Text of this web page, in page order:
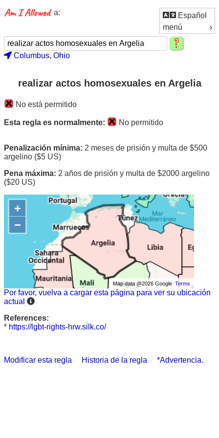
Español
menú
a:
Columbus, Ohio
realizar actos homosexuales en Argelia
No está permitido
Esta regla es normalmente: No permitido
Penalización mínima: 2 meses de prisión y multa de $500
argelino ($5 US)
Pena máxima: 2 años de prisión y multa de $2000 argelino
($20 US)
+
−
Map data @2026 GoogleTerms
Por favor, vuelva a cargar esta página para ver su ubicación
actual
References:
* https://lgbt-rights-hrw.silk.co/
Modificar esta regla Historia de la regla *Advertencia.